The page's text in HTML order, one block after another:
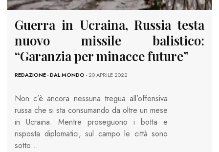
Guerra in Ucraina, Russia testa
nuovo missile balistico:
“Garanzia per minacce future”
REDAZIONE-DAL MONDO - 20 APRILE 2022
Non c’è ancora nessuna tregua all’offensiva
russa che si sta consumando da oltre un mese
in Ucraina. Mentre proseguono i botta e
risposta diplomatici, sul campo le città sono
sotto…